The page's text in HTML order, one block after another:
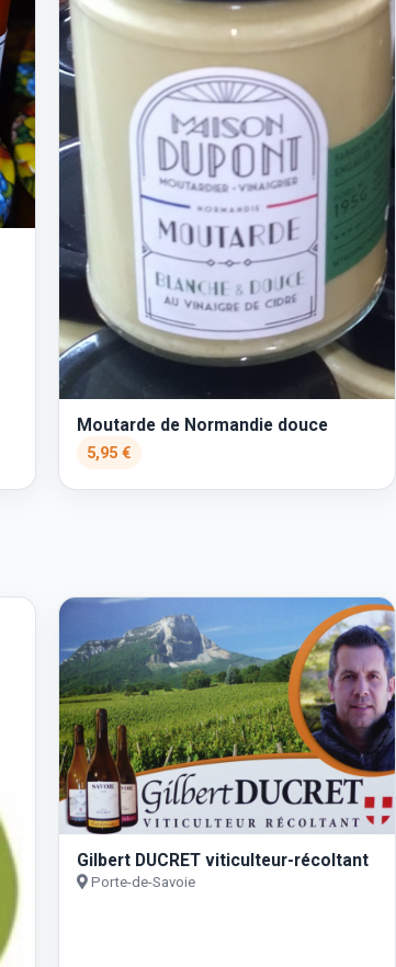
Moutarde de Normandie douce
5,95 €
Gilbert DUCRET viticulteur-récoltant
Porte-de-Savoie